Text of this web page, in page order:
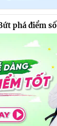
phá điểm số